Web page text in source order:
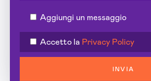
Aggiungi un messaggio
Accetto la Privacy Policy
INVIA